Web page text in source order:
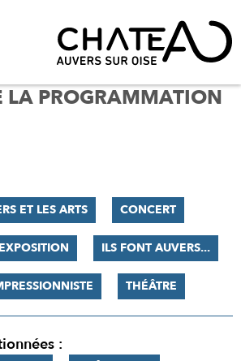
LA PROGRAMMATION
ET LES ARTS CONCERT
EXPOSITION ILS FONT AUVERS...
THÉÂTRE
: